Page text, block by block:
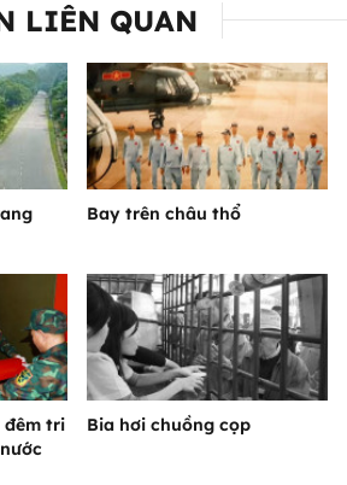
LIÊN QUAN
Bay trên châu thổ
đêm tri
Bia hơi chuồng cọp